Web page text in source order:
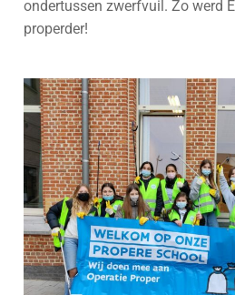
ondertussen zwerfvuil. Zo werd
properder!